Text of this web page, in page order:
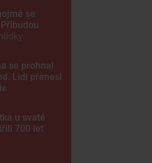
se
se prohnal
Lidi přenesl
u svaté
700 let